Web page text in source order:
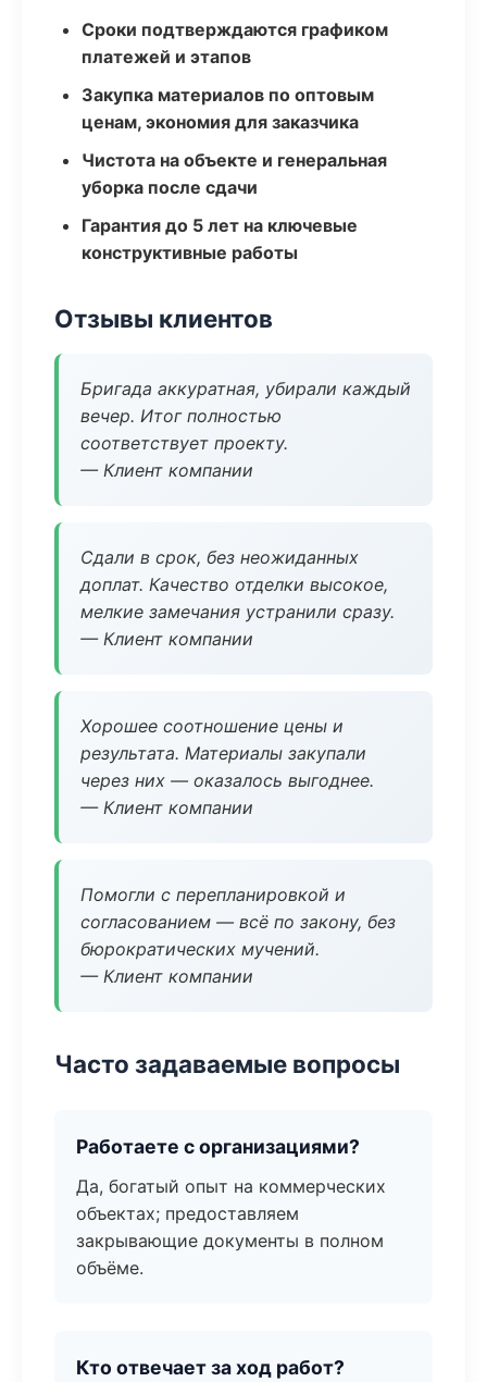
Сроки подтверждаются графиком
платежей и этапов
Закупка материалов по оптовым
ценам, экономия для заказчика
Чистота на объекте и генеральная
уборка после сдачи
Гарантия до 5 лет на ключевые
конструктивные работы
Отзывы клиентов
Бригада аккуратная, убирали каждый
вечер. Итог полностью
соответствует проекту.
— Клиент компании
Сдали в срок, без неожиданных
доплат. Качество отделки высокое,
мелкие замечания устранили сразу.
— Клиент компании
Хорошее соотношение цены и
результата. Материалы закупали
через них — оказалось выгоднее.
— Клиент компании
Помогли с перепланировкой и
согласованием — всё по закону, без
бюрократических мучений.
— Клиент компании
Часто задаваемые вопросы
Работаете с организациями?
Да, богатый опыт на коммерческих
объектах; предоставляем
закрывающие документы в полном
объёме.
Кто отвечает за ход работ?